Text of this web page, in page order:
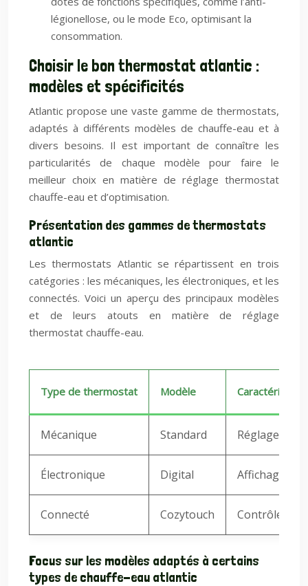
légionellose, ou le mode Eco, optimisant la
consommation.
Choisir le bon thermostat atlantic :
modèles et spécificités
Atlantic propose une vaste gamme de thermostats,
adaptés à différents modèles de chauffe-eau et à
divers besoins. Il est important de connaître les
particularités de chaque modèle pour faire le
meilleur choix en matière de réglage thermostat
chauffe-eau et d’optimisation.
Présentation des gammes de thermostats
atlantic
Les thermostats Atlantic se répartissent en trois
catégories : les mécaniques, les électroniques, et les
connectés. Voici un aperçu des principaux modèles
et de leurs atouts en matière de réglage
thermostat chauffe-eau.
Type de thermostat Modèle
Mécanique Standard Réglage
Électronique Digital Affichage
Connecté Cozytouch Contrôle à
Focus sur les modèles adaptés à certains
types de chauffe-eau atlantic